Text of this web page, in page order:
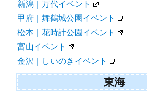
新潟｜万代イベント
甲府｜舞鶴城公園イベント
松本｜花時計公園イベント
富山イベント
金沢｜しいのきイベント
東海